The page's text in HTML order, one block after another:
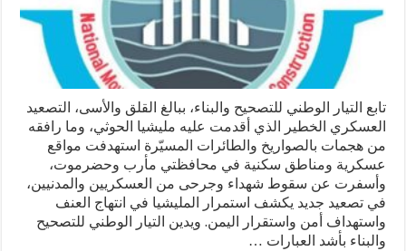
تابع التيار الوطني للتصحيح والبناء، ببالغ القلق والأسى، التصعيد
العسكري الخطير الذي أقدمت عليه مليشيا الحوثي، وما رافقه
من هجمات بالصواريخ والطائرات المسيّرة استهدفت مواقع
عسكرية ومناطق سكنية في محافظتي مأرب وحضرموت،
وأسفرت عن سقوط شهداء وجرحى من العسكريين والمدنيين،
في تصعيد جديد يكشف استمرار المليشيا في انتهاج العنف
واستهداف أمن واستقرار اليمن. ويدين التيار الوطني للتصحيح
والبناء بأشد العبارات …